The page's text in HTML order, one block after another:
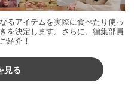
るアイテムを実際に食べたり使っ
を決定します。さらに、編集部員
紹介！
見る